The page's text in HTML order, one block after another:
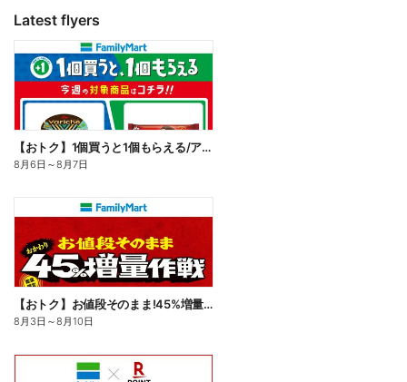
Latest flyers
【おトク】1個買うと1個もらえる/アイス
8月6日 ～8月7日
【おトク】お値段そのまま!45%増量作戦!
8月3日 ～8月10日